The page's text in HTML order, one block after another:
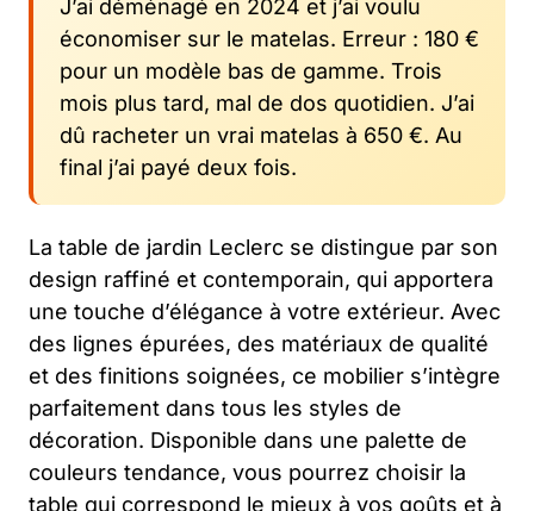
J’ai déménagé en 2024 et j’ai voulu
économiser sur le matelas. Erreur : 180 €
pour un modèle bas de gamme. Trois
mois plus tard, mal de dos quotidien. J’ai
dû racheter un vrai matelas à 650 €. Au
final j’ai payé deux fois.
La table de jardin Leclerc se distingue par son
design raffiné et contemporain, qui apportera
une touche d’élégance à votre extérieur. Avec
des lignes épurées, des matériaux de qualité
et des finitions soignées, ce mobilier s’intègre
parfaitement dans tous les styles de
décoration. Disponible dans une palette de
couleurs tendance, vous pourrez choisir la
table qui correspond le mieux à vos goûts et à